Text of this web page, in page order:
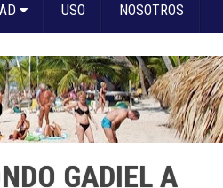
USO NOSOTROS
GADIEL A